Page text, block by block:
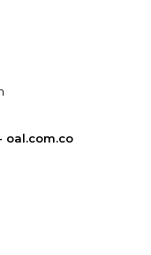
oal.com.co